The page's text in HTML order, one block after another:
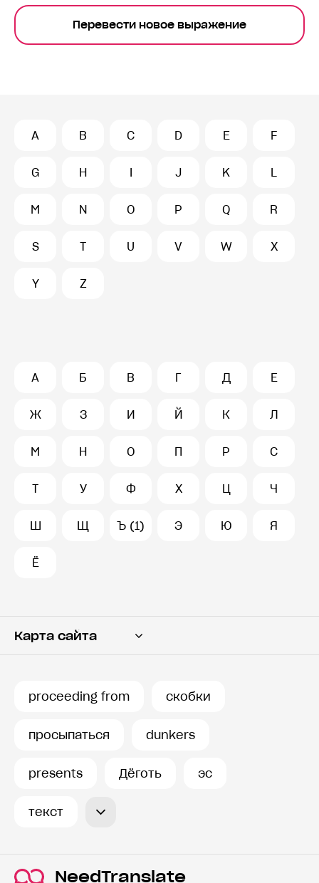
Перевести новое выражение
A B C D E F
G H I J K L
M N O P Q R
S T U V W X
Y Z
А Б В Г Д Е
Ж З И Й К Л
М Н О П Р С
Т У Ф Х Ц Ч
Ш Щ Ъ (1) Э Ю Я
Ё
Карта сайта
История запросов
proceeding from скобки
просыпаться dunkers
presents Дёготь эс
текст
NeedTranslate